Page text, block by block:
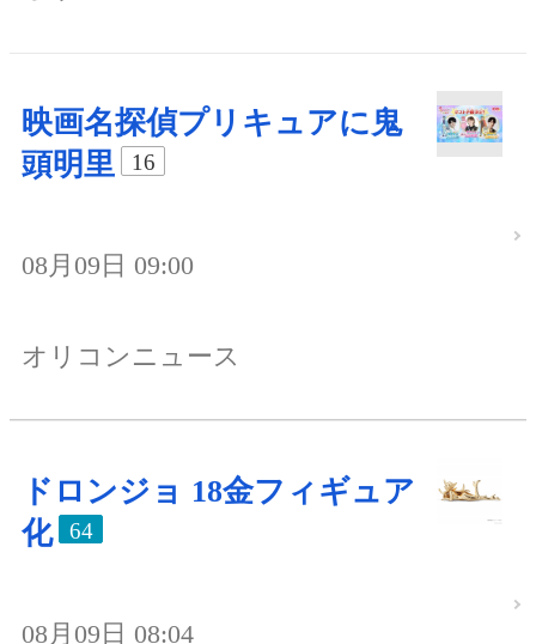
映画名探偵プリキュアに鬼
頭明里
16
08月09日 09:00
オリコンニュース
ドロンジョ 18金フィギュア
化
64
08月09日 08:04